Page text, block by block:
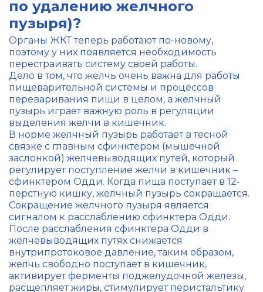
по удалению желчного
пузыря)?
Органы ЖКТ теперь работают по-новому,
поэтому у них появляется необходимость
перестраивать систему своей работы.
Дело в том, что желчь очень важна для работы
пищеварительной системы и процессов
переваривания пищи в целом, а желчный
пузырь играет важную роль в регуляции
выделения желчи в кишечник.
В норме желчный пузырь работает в тесной
связке с главным сфинктером (мышечной
заслонкой) желчевыводящих путей, который
регулирует поступление желчи в кишечник –
сфинктером Одди. Когда пища поступает в 12-
перстную кишку, желчный пузырь сокращается.
Сокращение желчного пузыря является
сигналом к расслаблению сфинктера Одди.
После расслабления сфинктера Одди в
желчевыводящих путях снижается
внутрипротоковое давление, таким образом,
желчь свободно поступает в кишечник,
активирует ферменты поджелудочной железы,
расщепляет жиры, стимулирует перистальтику